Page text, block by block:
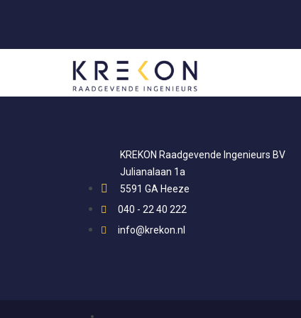
KREKON Raadgevende Ingenieurs BV
Julianalaan 1a
5591 GA Heeze
040 - 22 40 222
info@krekon.nl